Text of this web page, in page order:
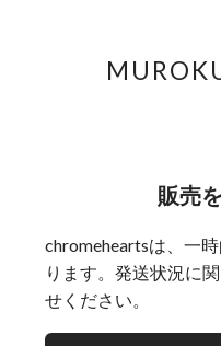
販売
chromeheartsは、一
ります。発送状況に
せください。